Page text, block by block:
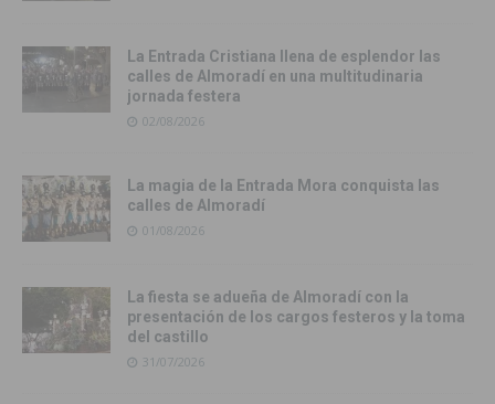
La Entrada Cristiana llena de esplendor las
calles de Almoradí en una multitudinaria
jornada festera
02/08/2026
La magia de la Entrada Mora conquista las
calles de Almoradí
01/08/2026
La fiesta se adueña de Almoradí con la
presentación de los cargos festeros y la toma
del castillo
31/07/2026